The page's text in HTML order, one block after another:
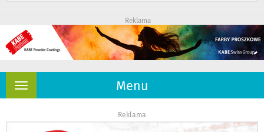
Reklama
Menu
Rozwiń
Reklama